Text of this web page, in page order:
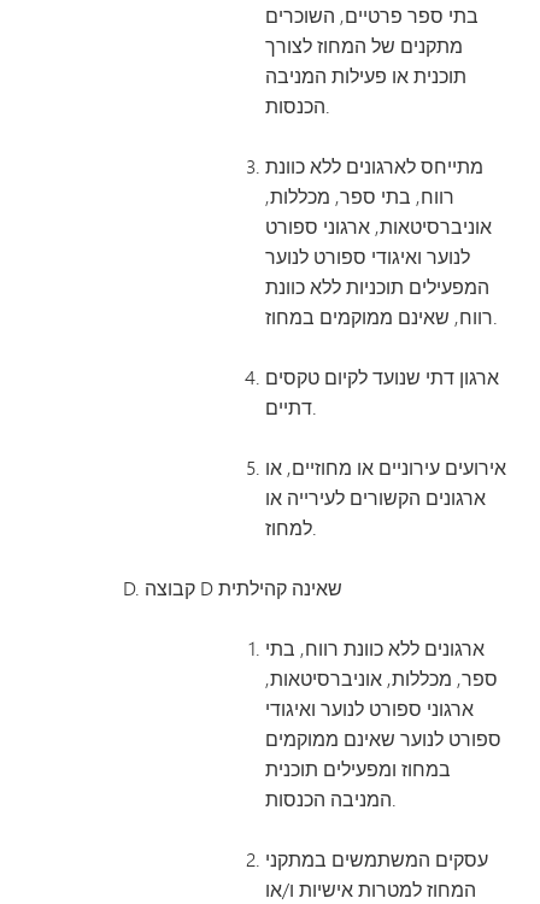
בתי ספר פרטיים, השוכרים
מתקנים של המחוז לצורך
תוכנית או פעילות המניבה
הכנסות.
מתייחס לארגונים ללא כוונת
רווח, בתי ספר, מכללות,
אוניברסיטאות, ארגוני ספורט
לנוער ואיגודי ספורט לנוער
המפעילים תוכניות ללא כוונת
רווח, שאינם ממוקמים במחוז.
ארגון דתי שנועד לקיום טקסים
דתיים.
אירועים עירוניים או מחוזיים, או
ארגונים הקשורים לעירייה או
למחוז.
קבוצה D שאינה קהילתית
ארגונים ללא כוונת רווח, בתי
ספר, מכללות, אוניברסיטאות,
ארגוני ספורט לנוער ואיגודי
ספורט לנוער שאינם ממוקמים
במחוז ומפעילים תוכנית
המניבה הכנסות.
עסקים המשתמשים במתקני
המחוז למטרות אישיות ו/או